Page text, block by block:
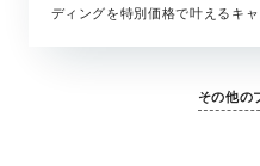
ディングを特別価格で叶えるキャ
その他の